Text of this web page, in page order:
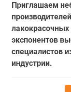
Приглашаем
лакокрасочных
экспонентов
специалистов
индустрии.